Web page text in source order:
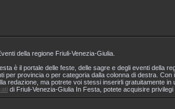
della regione Friuli-Venezia-Giulia.
è il portale delle feste, delle sagre e degli eventi della
per provincia o per categoria dalla colonna di destra.
redazione, ma potrete voi stessi inserirli gratuitamente
di Friuli-Venezia-Giulia In Festa, potete acquisire